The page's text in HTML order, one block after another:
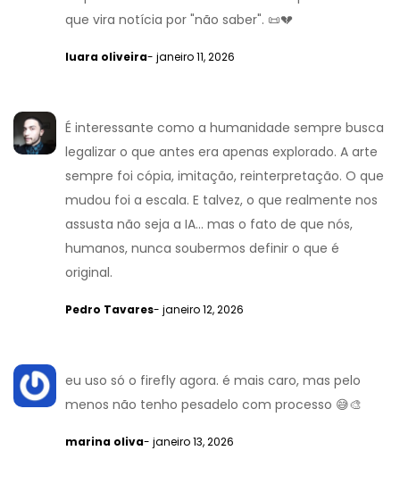
que vira notícia por "não saber". 📜💔
luara oliveira- janeiro 11, 2026
É interessante como a humanidade sempre busca
legalizar o que antes era apenas explorado. A arte
sempre foi cópia, imitação, reinterpretação. O que
mudou foi a escala. E talvez, o que realmente nos
assusta não seja a IA... mas o fato de que nós,
humanos, nunca soubermos definir o que é
original.
Pedro Tavares- janeiro 12, 2026
eu uso só o firefly agora. é mais caro, mas pelo
menos não tenho pesadelo com processo 😅🎨
marina oliva- janeiro 13, 2026